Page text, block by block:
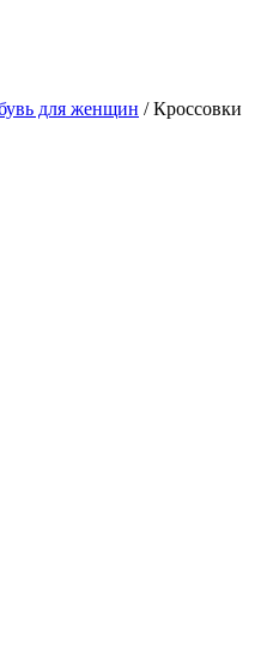
для женщин / Кроссовки